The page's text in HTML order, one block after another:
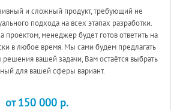
и сложный продукт, требующий не
подхода на всех этапах разработки.
менеджер будет готов ответить на
в любое время. Мы сами будем предлагать
вашей задачи, Вам остаётся выбрать
для вашей сферы вариант.
от 150 000 p.